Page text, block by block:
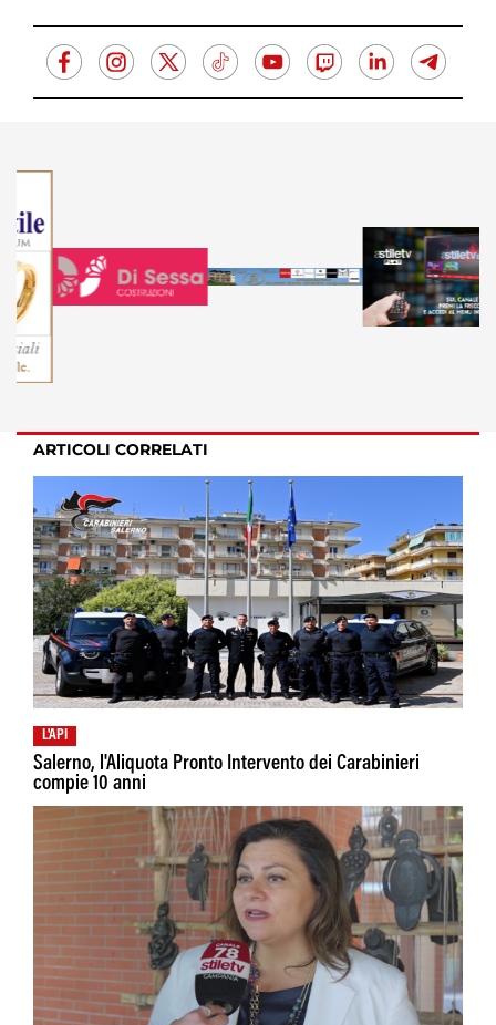
ARTICOLI CORRELATI
L'API
Salerno, l'Aliquota Pronto Intervento dei Carabinieri
compie 10 anni